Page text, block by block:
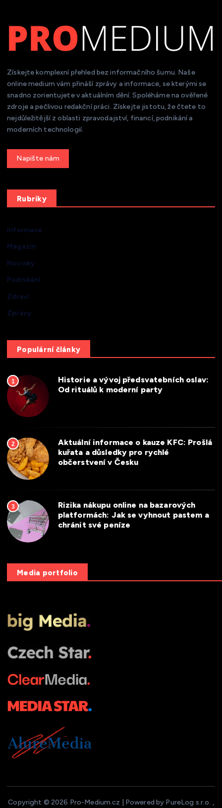
Získejte komplexní přehled bez informačního šumu. Naše
online medium vám přináší zprávy a informace, se kterými se
snadno zorientujete v aktuálním dění. Spoléháme na ověřené
zdroje a pečlivou redakční práci. Získejte jistotu, že čtete to
nejdůležitější z oblasti zpravodajství, financí, podnikání a
moderních technologií.
Get a Quote
Rubriky
Informace
Magazín
Novinky
Podnikání
Zdraví
Zprávy
Populární články
1
Historie a vývoj předsvatebních oslav:
Od rituálů k moderní party
2
Aktuální informace o kauze KFC: Prošlá
kuřata a důsledky pro rychlé
občerstvení v Česku
3
Rizika nákupu online na bazarových
platformách: Jak se vyhnout pastem a
chránit své peníze
Media portfolio
Copyright © 2026 Pro-Medium.cz | Powered by PureLog s.r.o. ,